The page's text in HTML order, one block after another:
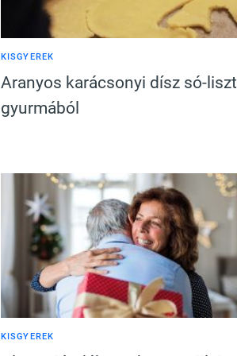
KISGYEREK
Aranyos karácsonyi dísz só-liszt
gyurmából
KISGYEREK